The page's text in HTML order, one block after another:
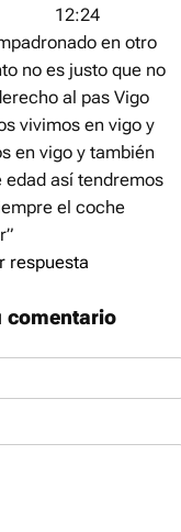
12:24
en otro
no es justo que no
al pas Vigo
vivimos en vigo y
en vigo y también
edad así tendremos
el coche
respuesta
comentario